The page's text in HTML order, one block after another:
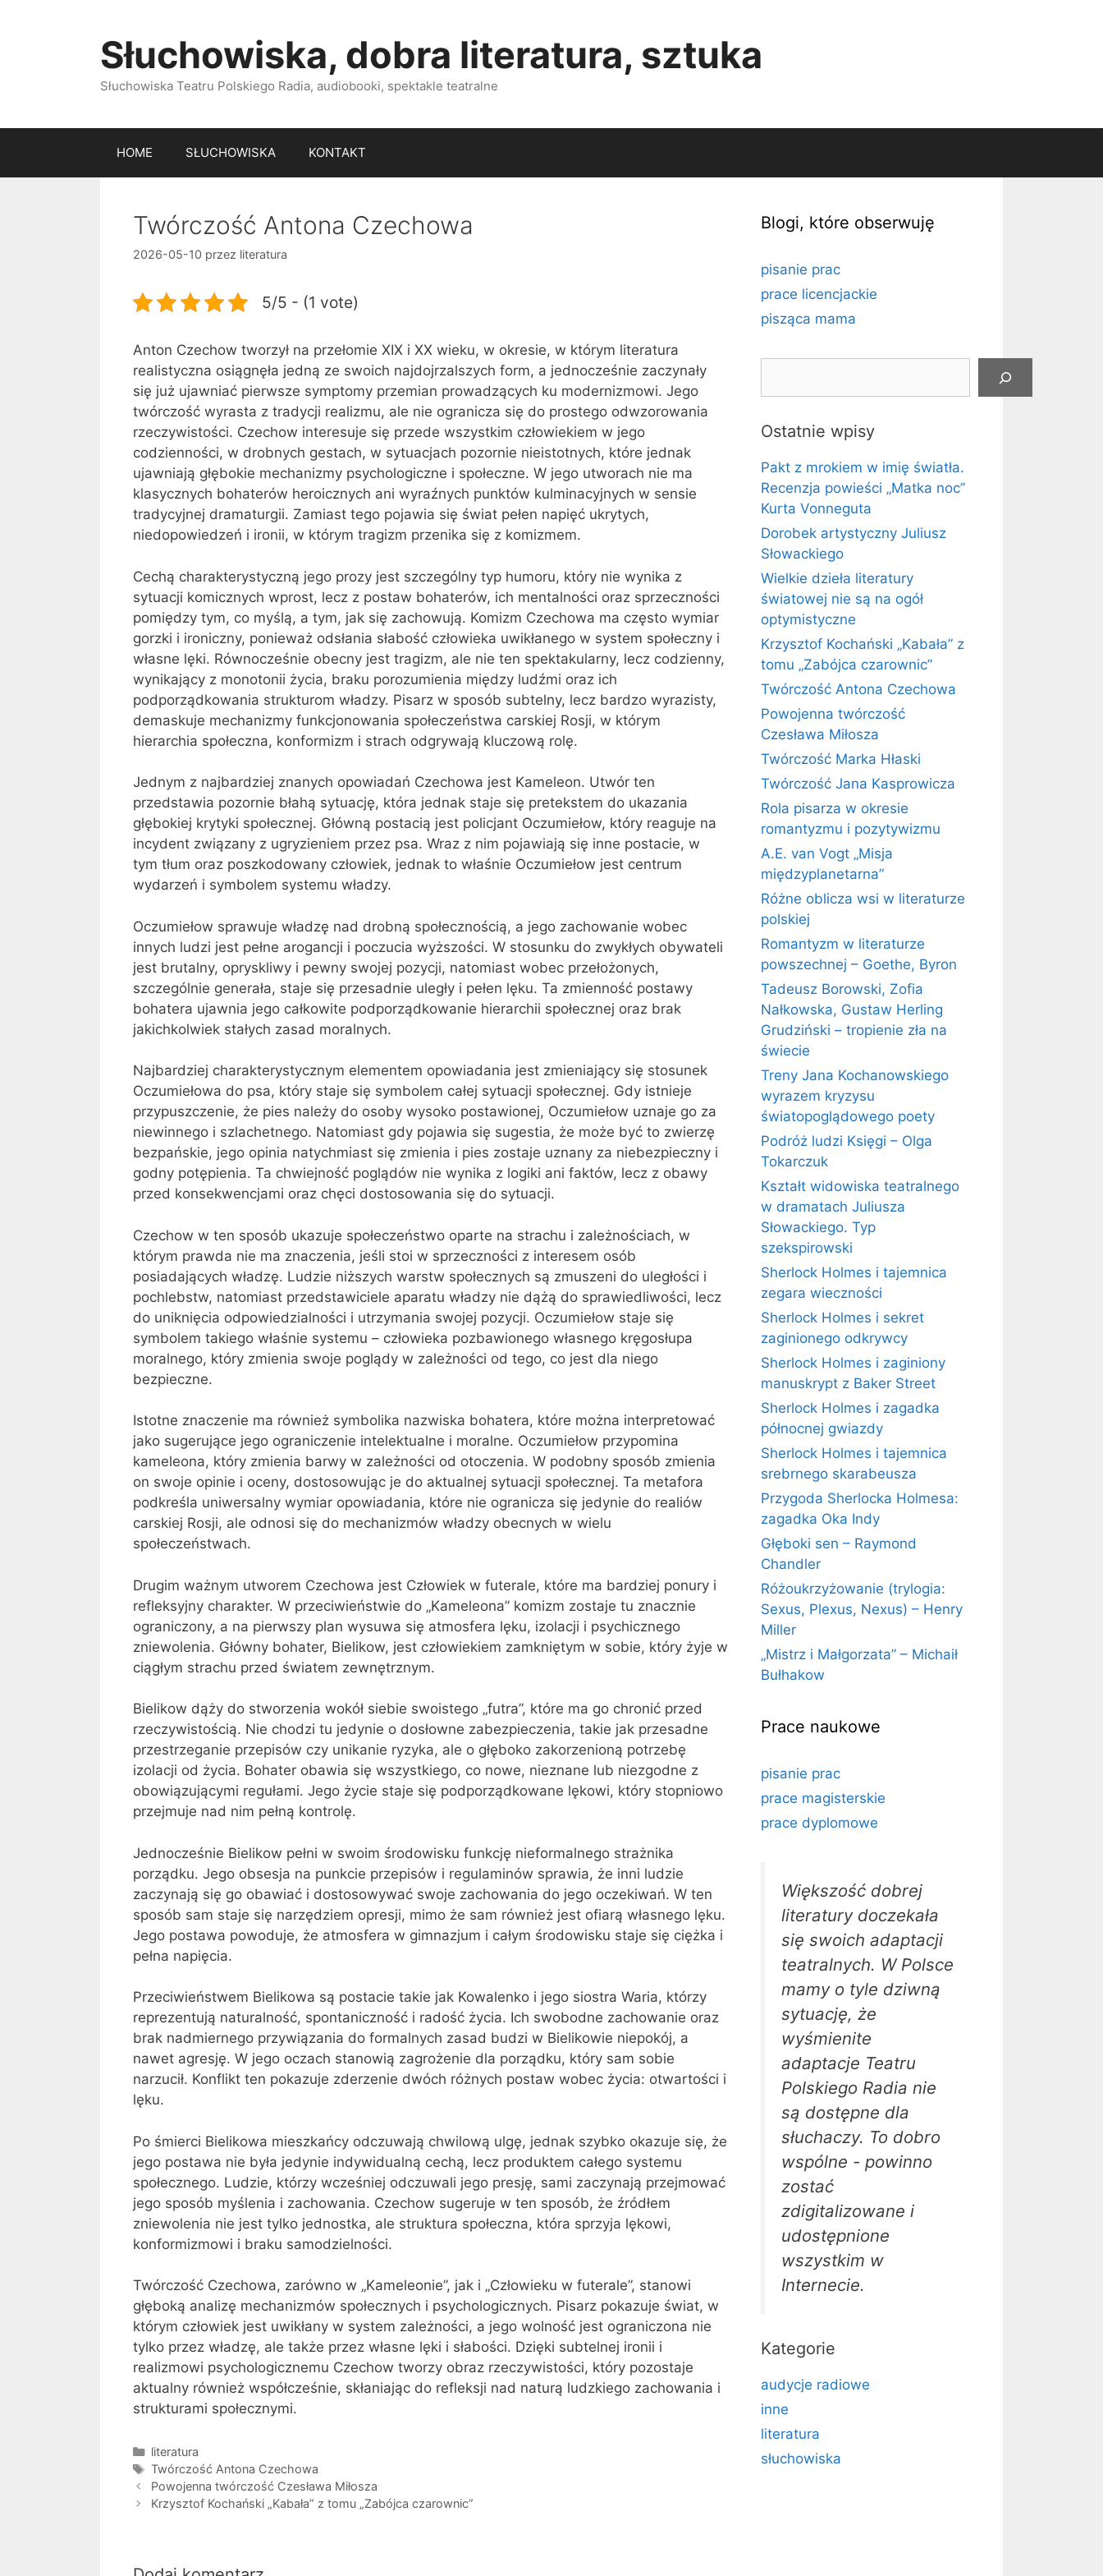
Słuchowiska, dobra literatura, sztuka
Słuchowiska Teatru Polskiego Radia, audiobooki, spektakle teatralne
HOME SŁUCHOWISKA KONTAKT
Twórczość Antona Czechowa
2026-05-10 przez literatura
5/5 - (1 vote)
Anton Czechow tworzył na przełomie XIX i XX wieku, w okresie, w którym literatura
realistyczna osiągnęła jedną ze swoich najdojrzalszych form, a jednocześnie zaczynały
się już ujawniać pierwsze symptomy przemian prowadzących ku modernizmowi. Jego
twórczość wyrasta z tradycji realizmu, ale nie ogranicza się do prostego odwzorowania
rzeczywistości. Czechow interesuje się przede wszystkim człowiekiem w jego
codzienności, w drobnych gestach, w sytuacjach pozornie nieistotnych, które jednak
ujawniają głębokie mechanizmy psychologiczne i społeczne. W jego utworach nie ma
klasycznych bohaterów heroicznych ani wyraźnych punktów kulminacyjnych w sensie
tradycyjnej dramaturgii. Zamiast tego pojawia się świat pełen napięć ukrytych,
niedopowiedzeń i ironii, w którym tragizm przenika się z komizmem.
Cechą charakterystyczną jego prozy jest szczególny typ humoru, który nie wynika z
sytuacji komicznych wprost, lecz z postaw bohaterów, ich mentalności oraz sprzeczności
pomiędzy tym, co myślą, a tym, jak się zachowują. Komizm Czechowa ma często wymiar
gorzki i ironiczny, ponieważ odsłania słabość człowieka uwikłanego w system społeczny i
własne lęki. Równocześnie obecny jest tragizm, ale nie ten spektakularny, lecz codzienny,
wynikający z monotonii życia, braku porozumienia między ludźmi oraz ich
podporządkowania strukturom władzy. Pisarz w sposób subtelny, lecz bardzo wyrazisty,
demaskuje mechanizmy funkcjonowania społeczeństwa carskiej Rosji, w którym
hierarchia społeczna, konformizm i strach odgrywają kluczową rolę.
Jednym z najbardziej znanych opowiadań Czechowa jest Kameleon. Utwór ten
przedstawia pozornie błahą sytuację, która jednak staje się pretekstem do ukazania
głębokiej krytyki społecznej. Główną postacią jest policjant Oczumiełow, który reaguje na
incydent związany z ugryzieniem przez psa. Wraz z nim pojawiają się inne postacie, w
tym tłum oraz poszkodowany człowiek, jednak to właśnie Oczumiełow jest centrum
wydarzeń i symbolem systemu władzy.
Oczumiełow sprawuje władzę nad drobną społecznością, a jego zachowanie wobec
innych ludzi jest pełne arogancji i poczucia wyższości. W stosunku do zwykłych obywateli
jest brutalny, opryskliwy i pewny swojej pozycji, natomiast wobec przełożonych,
szczególnie generała, staje się przesadnie uległy i pełen lęku. Ta zmienność postawy
bohatera ujawnia jego całkowite podporządkowanie hierarchii społecznej oraz brak
jakichkolwiek stałych zasad moralnych.
Najbardziej charakterystycznym elementem opowiadania jest zmieniający się stosunek
Oczumiełowa do psa, który staje się symbolem całej sytuacji społecznej. Gdy istnieje
przypuszczenie, że pies należy do osoby wysoko postawionej, Oczumiełow uznaje go za
niewinnego i szlachetnego. Natomiast gdy pojawia się sugestia, że może być to zwierzę
bezpańskie, jego opinia natychmiast się zmienia i pies zostaje uznany za niebezpieczny i
godny potępienia. Ta chwiejność poglądów nie wynika z logiki ani faktów, lecz z obawy
przed konsekwencjami oraz chęci dostosowania się do sytuacji.
Czechow w ten sposób ukazuje społeczeństwo oparte na strachu i zależnościach, w
którym prawda nie ma znaczenia, jeśli stoi w sprzeczności z interesem osób
posiadających władzę. Ludzie niższych warstw społecznych są zmuszeni do uległości i
pochlebstw, natomiast przedstawiciele aparatu władzy nie dążą do sprawiedliwości, lecz
do uniknięcia odpowiedzialności i utrzymania swojej pozycji. Oczumiełow staje się
symbolem takiego właśnie systemu – człowieka pozbawionego własnego kręgosłupa
moralnego, który zmienia swoje poglądy w zależności od tego, co jest dla niego
bezpieczne.
Istotne znaczenie ma również symbolika nazwiska bohatera, które można interpretować
jako sugerujące jego ograniczenie intelektualne i moralne. Oczumiełow przypomina
kameleona, który zmienia barwy w zależności od otoczenia. W podobny sposób zmienia
on swoje opinie i oceny, dostosowując je do aktualnej sytuacji społecznej. Ta metafora
podkreśla uniwersalny wymiar opowiadania, które nie ogranicza się jedynie do realiów
carskiej Rosji, ale odnosi się do mechanizmów władzy obecnych w wielu
społeczeństwach.
Drugim ważnym utworem Czechowa jest Człowiek w futerale, które ma bardziej ponury i
refleksyjny charakter. W przeciwieństwie do „Kameleona” komizm zostaje tu znacznie
ograniczony, a na pierwszy plan wysuwa się atmosfera lęku, izolacji i psychicznego
zniewolenia. Główny bohater, Bielikow, jest człowiekiem zamkniętym w sobie, który żyje w
ciągłym strachu przed światem zewnętrznym.
Bielikow dąży do stworzenia wokół siebie swoistego „futra”, które ma go chronić przed
rzeczywistością. Nie chodzi tu jedynie o dosłowne zabezpieczenia, takie jak przesadne
przestrzeganie przepisów czy unikanie ryzyka, ale o głęboko zakorzenioną potrzebę
izolacji od życia. Bohater obawia się wszystkiego, co nowe, nieznane lub niezgodne z
obowiązującymi regułami. Jego życie staje się podporządkowane lękowi, który stopniowo
przejmuje nad nim pełną kontrolę.
Jednocześnie Bielikow pełni w swoim środowisku funkcję nieformalnego strażnika
porządku. Jego obsesja na punkcie przepisów i regulaminów sprawia, że inni ludzie
zaczynają się go obawiać i dostosowywać swoje zachowania do jego oczekiwań. W ten
sposób sam staje się narzędziem opresji, mimo że sam również jest ofiarą własnego lęku.
Jego postawa powoduje, że atmosfera w gimnazjum i całym środowisku staje się ciężka i
pełna napięcia.
Przeciwieństwem Bielikowa są postacie takie jak Kowalenko i jego siostra Waria, którzy
reprezentują naturalność, spontaniczność i radość życia. Ich swobodne zachowanie oraz
brak nadmiernego przywiązania do formalnych zasad budzi w Bielikowie niepokój, a
nawet agresję. W jego oczach stanowią zagrożenie dla porządku, który sam sobie
narzucił. Konflikt ten pokazuje zderzenie dwóch różnych postaw wobec życia: otwartości i
lęku.
Po śmierci Bielikowa mieszkańcy odczuwają chwilową ulgę, jednak szybko okazuje się, że
jego postawa nie była jedynie indywidualną cechą, lecz produktem całego systemu
społecznego. Ludzie, którzy wcześniej odczuwali jego presję, sami zaczynają przejmować
jego sposób myślenia i zachowania. Czechow sugeruje w ten sposób, że źródłem
zniewolenia nie jest tylko jednostka, ale struktura społeczna, która sprzyja lękowi,
konformizmowi i braku samodzielności.
Twórczość Czechowa, zarówno w „Kameleonie”, jak i „Człowieku w futerale”, stanowi
głęboką analizę mechanizmów społecznych i psychologicznych. Pisarz pokazuje świat, w
którym człowiek jest uwikłany w system zależności, a jego wolność jest ograniczona nie
tylko przez władzę, ale także przez własne lęki i słabości. Dzięki subtelnej ironii i
realizmowi psychologicznemu Czechow tworzy obraz rzeczywistości, który pozostaje
aktualny również współcześnie, skłaniając do refleksji nad naturą ludzkiego zachowania i
strukturami społecznymi.
Kategorie
literatura
Tagi
Twórczość Antona Czechowa
Powojenna twórczość Czesława Miłosza
Krzysztof Kochański „Kabała” z tomu „Zabójca czarownic”
Blogi, które obserwuję
pisanie prac
prace licencjackie
pisząca mama
Ostatnie wpisy
Pakt z mrokiem w imię światła.
Recenzja powieści „Matka noc”
Kurta Vonneguta
Dorobek artystyczny Juliusz
Słowackiego
Wielkie dzieła literatury
światowej nie są na ogół
optymistyczne
Krzysztof Kochański „Kabała” z
tomu „Zabójca czarownic”
Twórczość Antona Czechowa
Powojenna twórczość
Czesława Miłosza
Twórczość Marka Hłaski
Twórczość Jana Kasprowicza
Rola pisarza w okresie
romantyzmu i pozytywizmu
A.E. van Vogt „Misja
międzyplanetarna”
Różne oblicza wsi w literaturze
polskiej
Romantyzm w literaturze
powszechnej – Goethe, Byron
Tadeusz Borowski, Zofia
Nałkowska, Gustaw Herling
Grudziński – tropienie zła na
świecie
Treny Jana Kochanowskiego
wyrazem kryzysu
światopoglądowego poety
Podróż ludzi Księgi – Olga
Tokarczuk
Kształt widowiska teatralnego
w dramatach Juliusza
Słowackiego. Typ
szekspirowski
Sherlock Holmes i tajemnica
zegara wieczności
Sherlock Holmes i sekret
zaginionego odkrywcy
Sherlock Holmes i zaginiony
manuskrypt z Baker Street
Sherlock Holmes i zagadka
północnej gwiazdy
Sherlock Holmes i tajemnica
srebrnego skarabeusza
Przygoda Sherlocka Holmesa:
zagadka Oka Indy
Głęboki sen – Raymond
Chandler
Różoukrzyżowanie (trylogia:
Sexus, Plexus, Nexus) – Henry
Miller
„Mistrz i Małgorzata” – Michaił
Bułhakow
Prace naukowe
pisanie prac
prace magisterskie
prace dyplomowe
Większość dobrej
literatury doczekała
się swoich adaptacji
teatralnych. W Polsce
mamy o tyle dziwną
sytuację, że
wyśmienite
adaptacje Teatru
Polskiego Radia nie
są dostępne dla
słuchaczy. To dobro
wspólne - powinno
zostać
zdigitalizowane i
udostępnione
wszystkim w
Internecie.
Kategorie
audycje radiowe
inne
literatura
słuchowiska